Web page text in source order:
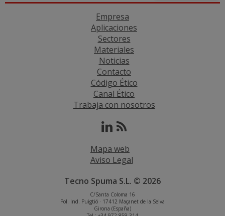
Empresa
Aplicaciones
Sectores
Materiales
Noticias
Contacto
Código Ético
Canal Ético
Trabaja con nosotros
Mapa web
Aviso Legal
Tecno Spuma S.L. © 2026
C/Santa Coloma 16
Pol. Ind. Puigtió · 17412 Maçanet de la Selva
Girona (España)